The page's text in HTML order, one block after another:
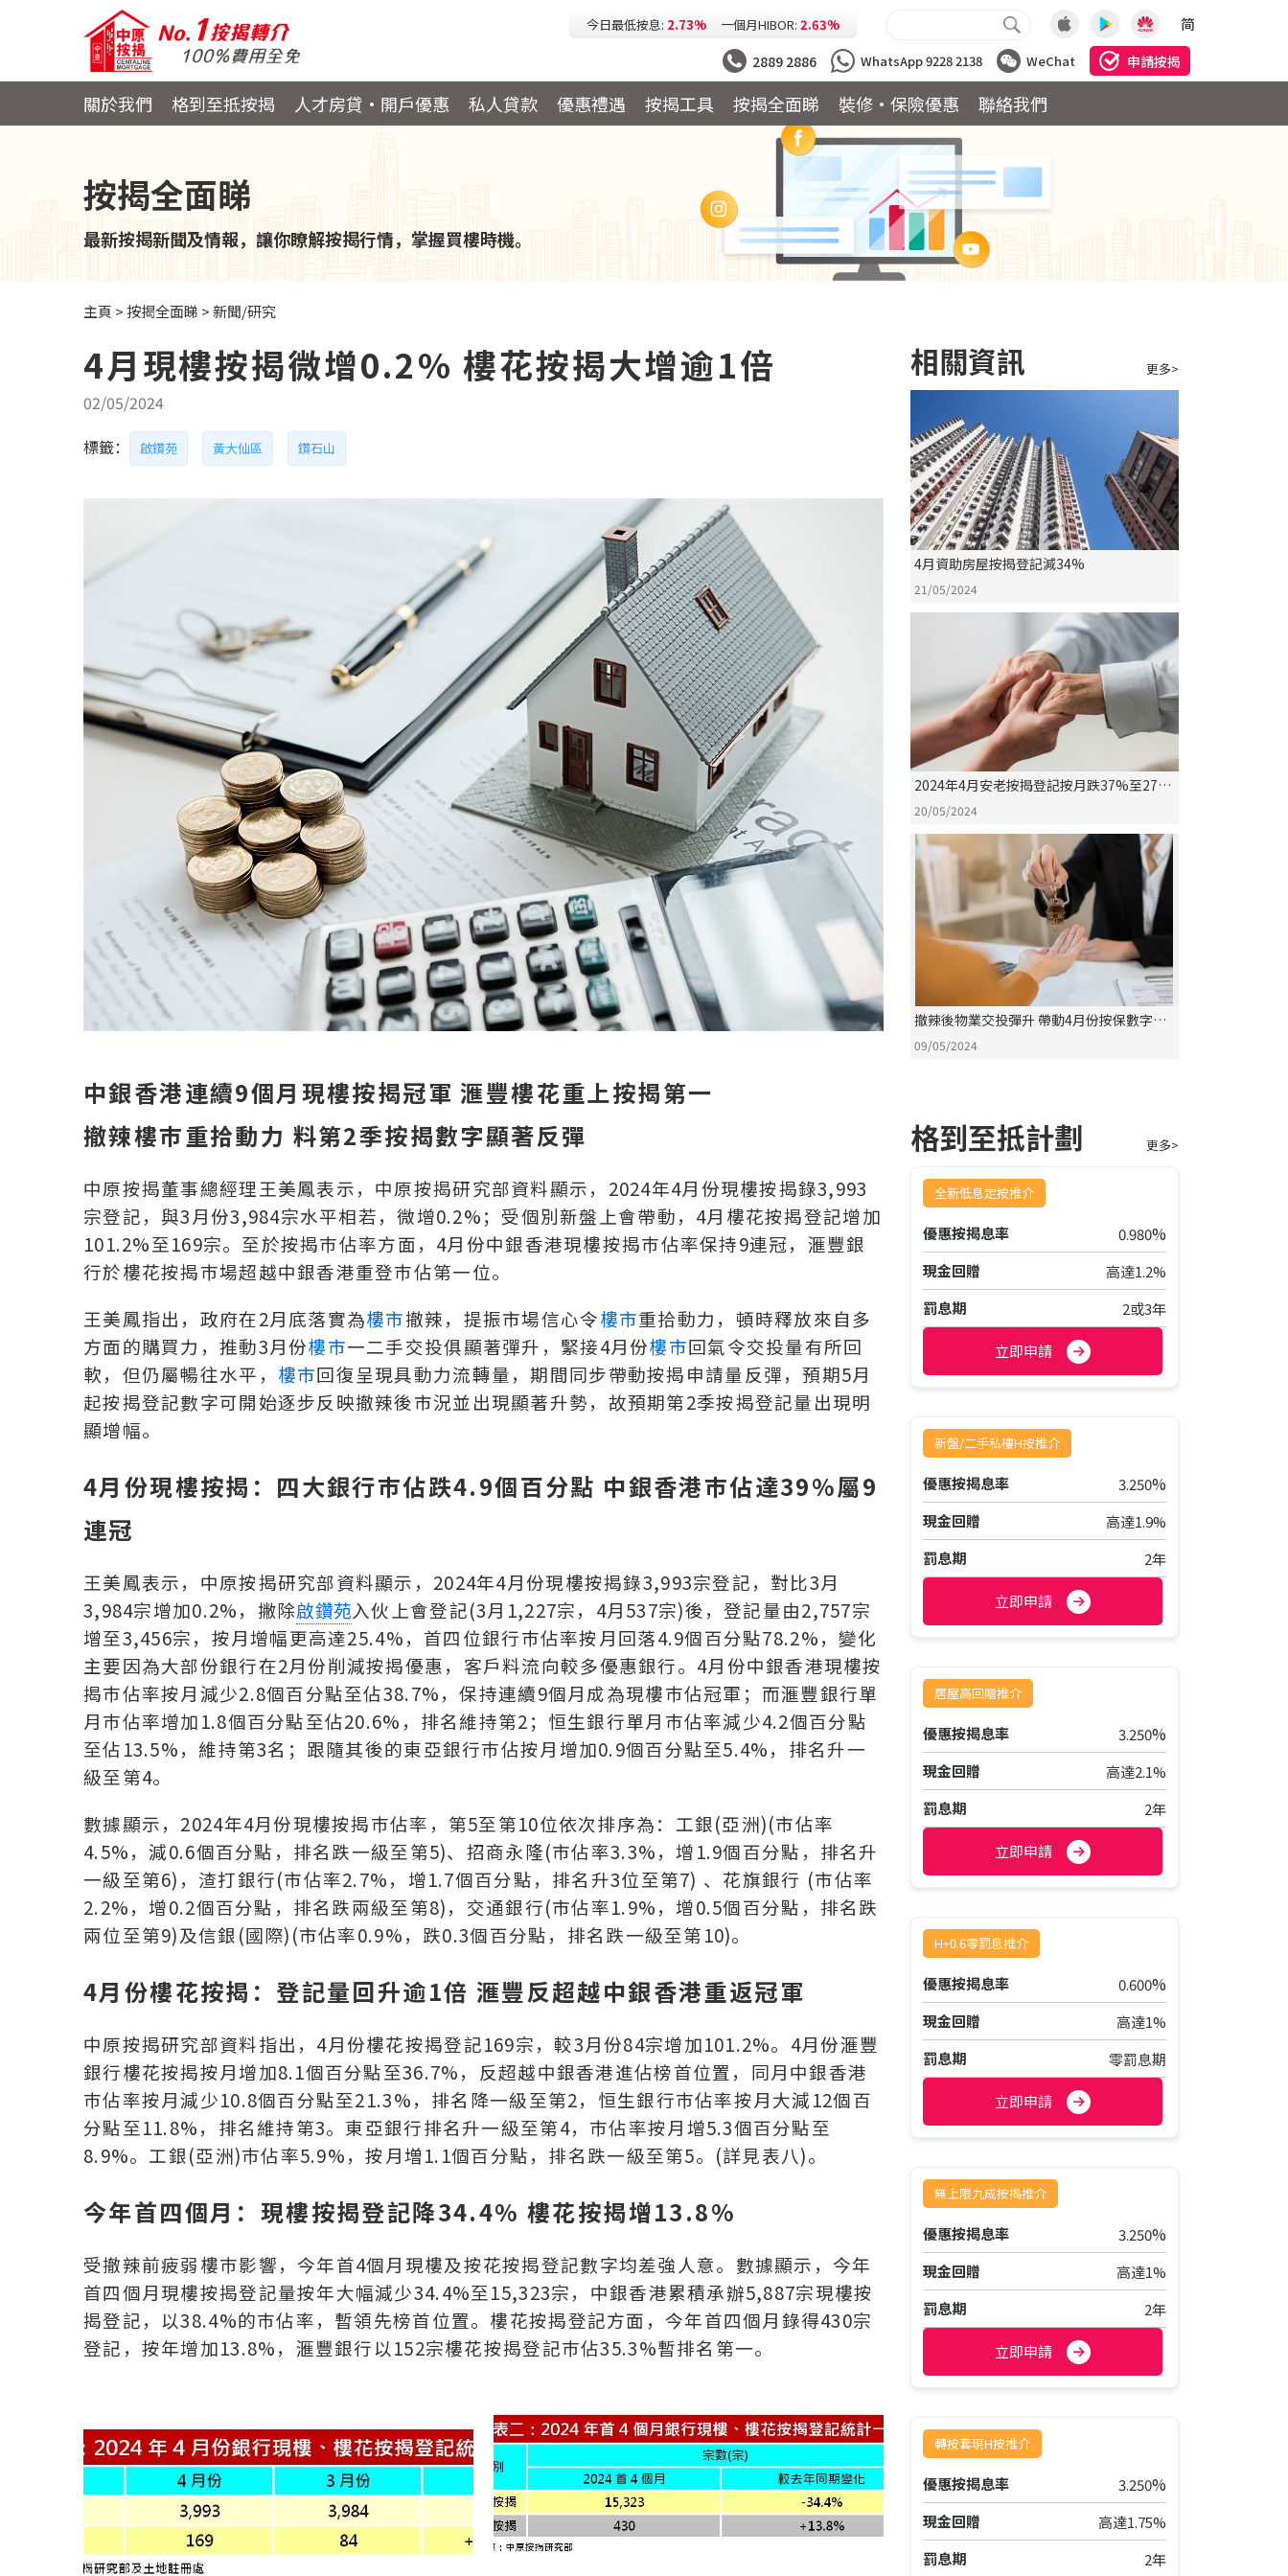
今日最低按息: 2.73% 一個月HIBOR: 2.63%
今日最低H按: 3.25%
简
2889 2886 WhatsApp 9228 2138 WeChat 申請按揭
關於我們 格到至抵按揭 人才房貸・開戶優惠 私人貸款 優惠禮遇 按揭工具 按揭全面睇 裝修·保險優惠 聯絡我們
按揭全面睇
最新按揭新聞及情報，讓你瞭解按揭行情，掌握買樓時機。
主頁 >按揭全面睇 >新聞/研究
4月現樓按揭微增0.2% 樓花按揭大增逾1倍
02/05/2024
標籤：
啟鑽苑 黃大仙區 鑽石山
中銀香港連續9個月現樓按揭冠軍 滙豐樓花重上按揭第一
撤辣樓巿重拾動力 料第2季按揭數字顯著反彈
中原按揭董事總經理王美鳳表示，中原按揭研究部資料顯示，2024年4月份現樓按揭錄3,993
宗登記，與3月份3,984宗水平相若，微增0.2%；受個別新盤上會帶動，4月樓花按揭登記增加
101.2%至169宗。至於按揭巿佔率方面，4月份中銀香港現樓按揭巿佔率保持9連冠，滙豐銀
行於樓花按揭巿場超越中銀香港重登巿佔第一位。
王美鳳指出，政府在2月底落實為樓市撤辣，提振市場信心令樓市重拾動力，頓時釋放來自多
方面的購買力，推動3月份樓市一二手交投俱顯著彈升，緊接4月份樓市回氣令交投量有所回
軟，但仍屬暢往水平， 樓市回復呈現具動力流轉量，期間同步帶動按揭申請量反彈，預期5月
起按揭登記數字可開始逐步反映撤辣後市況並出現顯著升勢，故預期第2季按揭登記量出現明
顯增幅。
4月份現樓按揭：四大銀行巿佔跌4.9個百分點 中銀香港巿佔達39%屬9
連冠
王美鳳表示，中原按揭研究部資料顯示，2024年4月份現樓按揭錄3,993宗登記，對比3月
3,984宗增加0.2%，撇除啟鑽苑入伙上會登記(3月1,227宗，4月537宗)後，登記量由2,757宗
增至3,456宗，按月增幅更高達25.4%，首四位銀行巿佔率按月回落4.9個百分點78.2%，變化
主要因為大部份銀行在2月份削減按揭優惠，客戶料流向較多優惠銀行。4月份中銀香港現樓按
揭巿佔率按月減少2.8個百分點至佔38.7%，保持連續9個月成為現樓巿佔冠軍；而滙豐銀行單
月巿佔率增加1.8個百分點至佔20.6%，排名維持第2；恒生銀行單月巿佔率減少4.2個百分點
至佔13.5%，維持第3名；跟隨其後的東亞銀行巿佔按月增加0.9個百分點至5.4%，排名升一
級至第4。
數據顯示，2024年4月份現樓按揭巿佔率，第5至第10位依次排序為：工銀(亞洲)(市佔率
4.5%，減0.6個百分點，排名跌一級至第5)、招商永隆(市佔率3.3%，增1.9個百分點，排名升
一級至第6)，渣打銀行(市佔率2.7%，增1.7個百分點，排名升3位至第7) 、花旗銀行 (市佔率
2.2%，增0.2個百分點，排名跌兩級至第8)，交通銀行(市佔率1.9%，增0.5個百分點，排名跌
兩位至第9)及信銀(國際)(市佔率0.9%，跌0.3個百分點，排名跌一級至第10)。
4月份樓花按揭：登記量回升逾1倍 滙豐反超越中銀香港重返冠軍
中原按揭研究部資料指出，4月份樓花按揭登記169宗，較3月份84宗增加101.2%。4月份滙豐
銀行樓花按揭按月增加8.1個百分點至36.7%，反超越中銀香港進佔榜首位置，同月中銀香港
巿佔率按月減少10.8個百分點至21.3%，排名降一級至第2，恒生銀行巿佔率按月大減12個百
分點至11.8%，排名維持第3。東亞銀行排名升一級至第4，巿佔率按月增5.3個百分點至
8.9%。工銀(亞洲)巿佔率5.9%，按月増1.1個百分點，排名跌一級至第5。(詳見表八)。
今年首四個月：現樓按揭登記降34.4% 樓花按揭增13.8%
受撤辣前疲弱樓巿影響，今年首4個月現樓及按花按揭登記數字均差強人意。數據顯示，今年
首四個月現樓按揭登記量按年大幅減少34.4%至15,323宗，中銀香港累積承辦5,887宗現樓按
揭登記，以38.4%的巿佔率，暫領先榜首位置。樓花按揭登記方面，今年首四個月錄得430宗
登記，按年增加13.8%，滙豐銀行以152宗樓花按揭登記巿佔35.3%暫排名第一。
相關資訊 更多>
4月資助房屋按揭登記減34%
21/05/2024
2024年4月安老按揭登記按月跌37%至27宗
創9個月新低
20/05/2024
撤辣後物業交投彈升 帶動4月份按保數字全
面上揚
09/05/2024
格到至抵計劃 更多>
全新低息定按推介
優惠按揭息率 0.980%
現金回贈
高達1.2%
罰息期
2或3年
立即申請
新盤/二手私樓H按推介
優惠按揭息率 3.250%
現金回贈
高達1.9%
罰息期
2年
立即申請
居屋高回贈推介
優惠按揭息率 3.250%
現金回贈
高達2.1%
罰息期
2年
立即申請
H+0.6零罰息推介
優惠按揭息率 0.600%
現金回贈
高達1%
罰息期
零罰息期
立即申請
無上限九成按揭推介
優惠按揭息率 3.250%
現金回贈
高達1%
罰息期
2年
立即申請
轉按套現H按推介
優惠按揭息率 3.250%
現金回贈
高達1.75%
罰息期
2年